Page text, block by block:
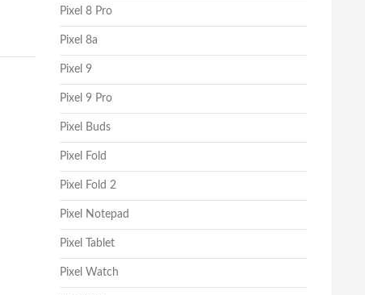
Pixel 8 Pro
Pixel 8a
Pixel 9
Pixel 9 Pro
Pixel Buds
Pixel Fold
Pixel Fold 2
Pixel Notepad
Pixel Tablet
Pixel Watch